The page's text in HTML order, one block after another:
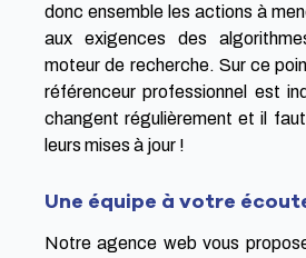
donc ensemble les actions à
aux exigences des
moteur de recherche. Sur ce
référenceur professionnel est
changent régulièrement et il
leurs mises à jour !
Une équipe à votre
Notre agence web vous